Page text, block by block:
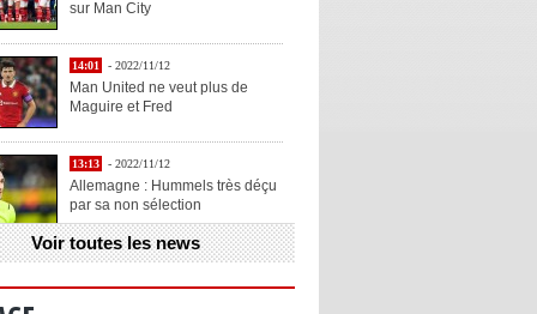
sur Man City
14:01 - 2022/11/12
Man United ne veut plus de
Maguire et Fred
13:13 - 2022/11/12
Allemagne : Hummels très déçu
par sa non sélection
13:11 - 2022/11/12
Henry explique la chose qu'il
Voir toutes les news